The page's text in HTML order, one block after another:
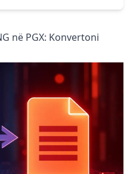
në PGX: Konvertoni